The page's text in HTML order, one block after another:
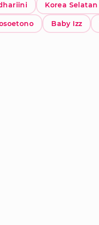
Korea Selatan
Baby Izz